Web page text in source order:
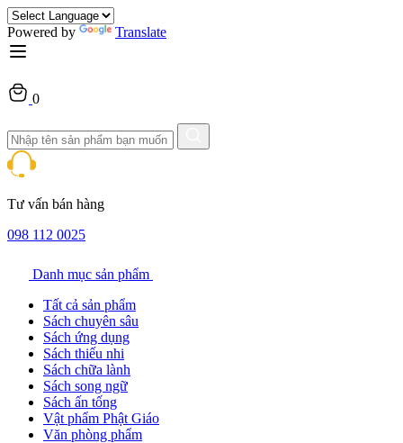
Powered by Translate
0
Tư vấn bán hàng
098 112 0025
Danh mục sản phẩm
Tất cả sản phẩm
Sách chuyên sâu
Sách ứng dụng
Sách thiếu nhi
Sách chữa lành
Sách song ngữ
Sách ấn tống
Vật phẩm Phật Giáo
Văn phòng phẩm